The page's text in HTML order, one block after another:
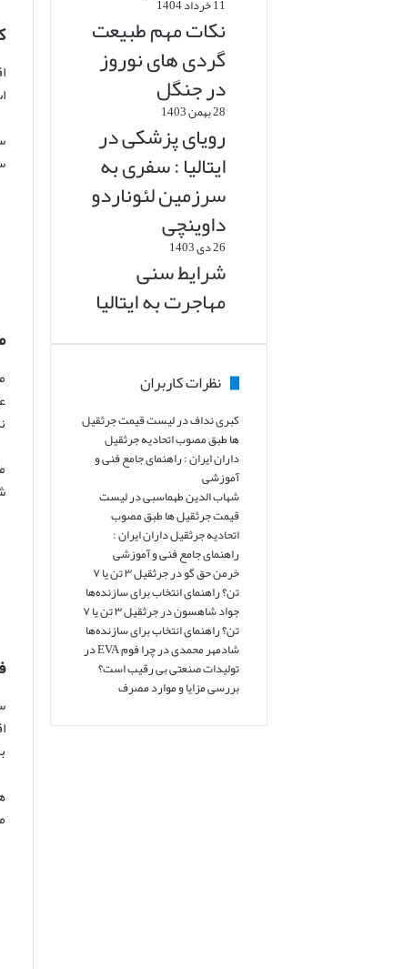
11 خرداد 1404
نکات مهم طبیعت
گردی های نوروز
در جنگل
28 بهمن 1403
رویای پزشکی در
ایتالیا : سفری به
سرزمین لئوناردو
داوینچی
26 دی 1403
شرایط سنی
مهاجرت به ایتالیا
نظرات کاربران
کبری ندافدرلیست قیمت جرثقیل
ها طبق مصوب اتحادیه جرثقیل
داران ایران : راهنمای جامع فنی و
آموزشی
شهاب الدین طهماسبیدرلیست
قیمت جرثقیل ها طبق مصوب
اتحادیه جرثقیل داران ایران :
راهنمای جامع فنی و آموزشی
خرمن حق گودر
جرثقیل ۳ تن یا ۷
تن؟ راهنمای انتخاب برای سازنده‌ها
جواد شاهسوندر
جرثقیل ۳ تن یا ۷
تن؟ راهنمای انتخاب برای سازنده‌ها
شادمهر محمدیدر
چرا فوم EVA در
تولیدات صنعتی بی رقیب است؟
بررسی مزایا و موارد مصرف